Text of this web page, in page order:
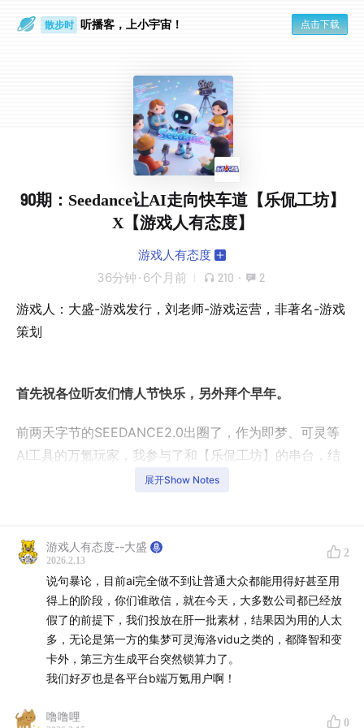
散步时 听播客，上小宇宙！ 点击下载
90期：Seedance让AI走向快车道【乐侃工坊】
X【游戏人有态度】
游戏人有态度
36分钟 · 6个月前 210 · 2
游戏人：大盛-游戏发行，刘老师-游戏运营，非著名-游戏
策划
首先祝各位听友们情人节快乐，另外拜个早年。
前两天字节的SEEDANCE2.0出圈了，作为即梦、可灵等
AI工具的万氪玩家，我参与了和【乐侃工坊】的串台，结
合去年我那期《愿老兵不死》，聊聊我们作为游戏行业的
游戏人有态度，是一档几个游戏圈老玩家制作的播客，我
们希望在制作播客过程中，能洞察到游戏行业的变化，也
希望通过播客认识更多兴趣相投的小伙伴一起分享快乐，
你可以在各类音频平台、泛用性播客app上收听到我们的
节目，如果你对我们的节目特别感兴趣，欢迎点赞、留
言、转发，如果你特别想和我们的主播互动，欢迎来撩 V
9779963
展开Show Notes
游戏人有态度--大盛
2026.2.13
2
说句暴论，目前ai完全做不到让普通大众都能用得好甚至用
得上的阶段，你们谁敢信，就在今天，大多数公司都已经放
假了的前提下，我们投放在肝一批素材，结果因为用的人太
多，无论是第一方的集梦可灵海洛vidu之类的，都降智和变
卡外，第三方生成平台突然锁算力了。
我们好歹也是各平台b端万氪用户啊！
噜噜哩 0